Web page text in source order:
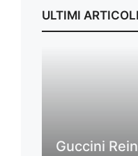
ULTIMI ARTICOLI
Guccini